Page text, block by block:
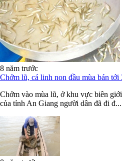
8 năm trước
Chớm lũ, cá linh non đầu mùa bán
Chớm vào mùa lũ, ở khu vực biên
của tỉnh An Giang người dân đã đi đ...